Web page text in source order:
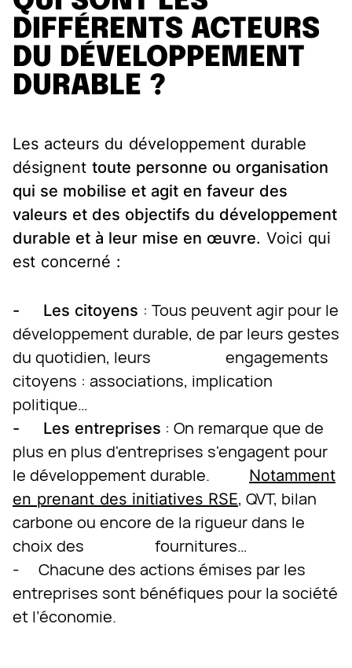
DIFFÉRENTS ACTEURS
DU DÉVELOPPEMENT
DURABLE ?
Les acteurs du développement durable
désignent toute personne ou organisation
qui se mobilise et agit en faveur des
valeurs et des objectifs du développement
durable et à leur mise en œuvre. Voici qui
est concerné :
- Les citoyens : Tous peuvent agir pour le
développement durable, de par leurs gestes
du quotidien, leurs engagements
citoyens : associations, implication
politique…
- Les entreprises : On remarque que de
plus en plus d'entreprises s'engagent pour
le développement durable. Notamment
en prenant des initiatives RSE, QVT, bilan
carbone ou encore de la rigueur dans le
choix des fournitures…
- Chacune des actions émises par les
entreprises sont bénéfiques pour la société
et l’économie.